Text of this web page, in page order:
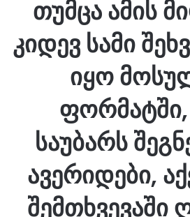
თუმცა ამის
კიდევ სამი
იყო
ფორმატში,
საუბარს
ავერიდები,
შემთხვევაში